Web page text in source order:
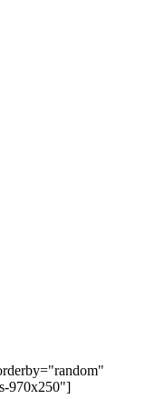
970x250"]